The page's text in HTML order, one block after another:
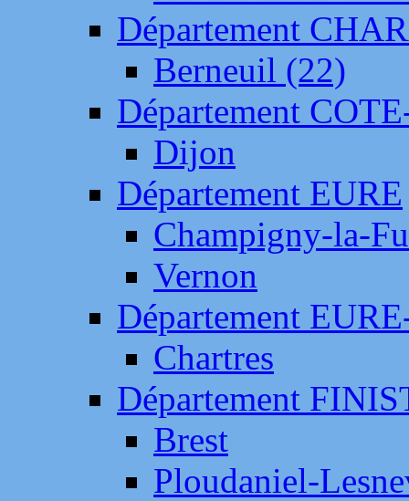
Département
Berneuil (22)
Département
Dijon
Département EURE
Champigny-la-
Vernon
Département
Chartres
Département
Brest
Ploudaniel-